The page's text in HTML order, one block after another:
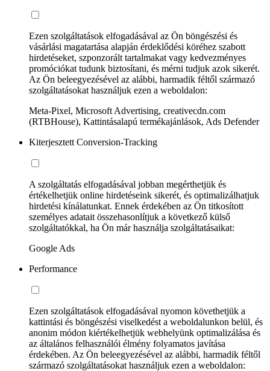
Ezen szolgáltatások elfogadásával az Ön böngészési és
vásárlási magatartása alapján érdeklődési köréhez szabott
hirdetéseket, szponzorált tartalmakat vagy kedvezményes
promóciókat tudunk biztosítani, és mérni tudjuk azok sikerét.
Az Ön beleegyezésével az alábbi, harmadik féltől származó
szolgáltatásokat használjuk ezen a weboldalon:
Meta-Pixel, Microsoft Advertising, creativecdn.com
(RTBHouse), Kattintásalapú termékajánlások, Ads Defender
Kiterjesztett Conversion-Tracking
A szolgáltatás elfogadásával jobban megérthetjük és
értékelhetjük online hirdetéseink sikerét, és optimalizálhatjuk
hirdetési kínálatunkat. Ennek érdekében az Ön titkosított
személyes adatait összehasonlítjuk a következő külső
szolgáltatókkal, ha Ön már használja szolgáltatásaikat:
Google Ads
Performance
Ezen szolgáltatások elfogadásával nyomon követhetjük a
kattintási és böngészési viselkedést a weboldalunkon belül, és
anonim módon kiértékelhetjük webhelyünk optimalizálása és
az általános felhasználói élmény folyamatos javítása
érdekében. Az Ön beleegyezésével az alábbi, harmadik féltől
származó szolgáltatásokat használjuk ezen a weboldalon: